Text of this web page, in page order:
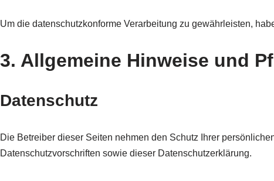
Um die datenschutzkonforme Verarbeitung zu gewährleisten,
3. Allgemeine Hinweise und
Datenschutz
Die Betreiber dieser Seiten nehmen den Schutz Ihrer
Datenschutzvorschriften sowie dieser Datenschutzerklärung.